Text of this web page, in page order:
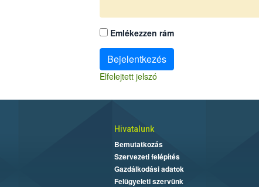
Emlékezzen rám
Bejelentkezés
Elfelejtett jelszó
Hivatalunk
Bemutatkozás
Szervezeti felépítés
Gazdálkodási adatok
Felügyeleti szervünk